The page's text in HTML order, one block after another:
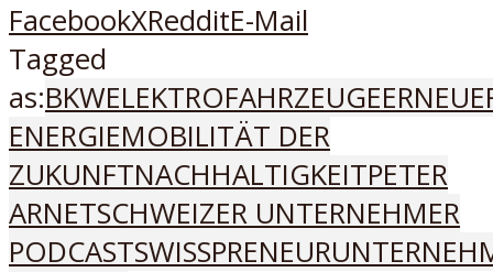
FacebookXRedditE-Mail
Tagged
as:BKWELEKTROFAHRZEUGE
ENERGIEMOBILITÄT DER
ZUKUNFTNACHHALTIGKEITPETER
ARNETSCHWEIZER UNTERNEHMER
PODCASTSWISSPRENEUR